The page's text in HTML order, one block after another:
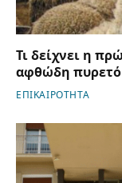
Τι δείχνει η
αφθώδη
ΕΠΙΚΑΙΡΟΤΗΤΑ